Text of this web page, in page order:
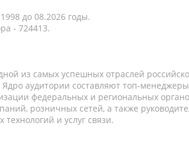
до 08.2026 годы.
- 724413.
из самых успешных отраслей
аудитории составляют топ-
федеральных и региональных
розничных сетей, а также
и услуг связи.